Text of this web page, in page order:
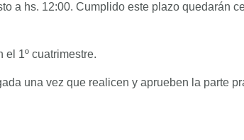
a hs. 12:00. Cumplido este plazo quedarán
1º cuatrimestre.
una vez que realicen y aprueben la parte